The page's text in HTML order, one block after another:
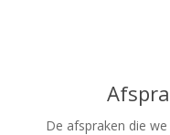
De afspraken die